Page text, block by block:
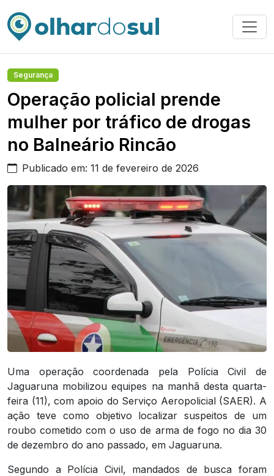
Segurança
Operação policial prende
mulher por tráfico de drogas
no Balneário Rincão
Publicado em: 11 de fevereiro de 2026
Uma operação coordenada pela Polícia Civil de
Jaguaruna mobilizou equipes na manhã desta quarta-
feira (11), com apoio do Serviço Aeropolicial (SAER). A
ação teve como objetivo localizar suspeitos de um
roubo cometido com o uso de arma de fogo no dia 30
de dezembro do ano passado, em Jaguaruna.
Segundo a Polícia Civil, mandados de busca foram